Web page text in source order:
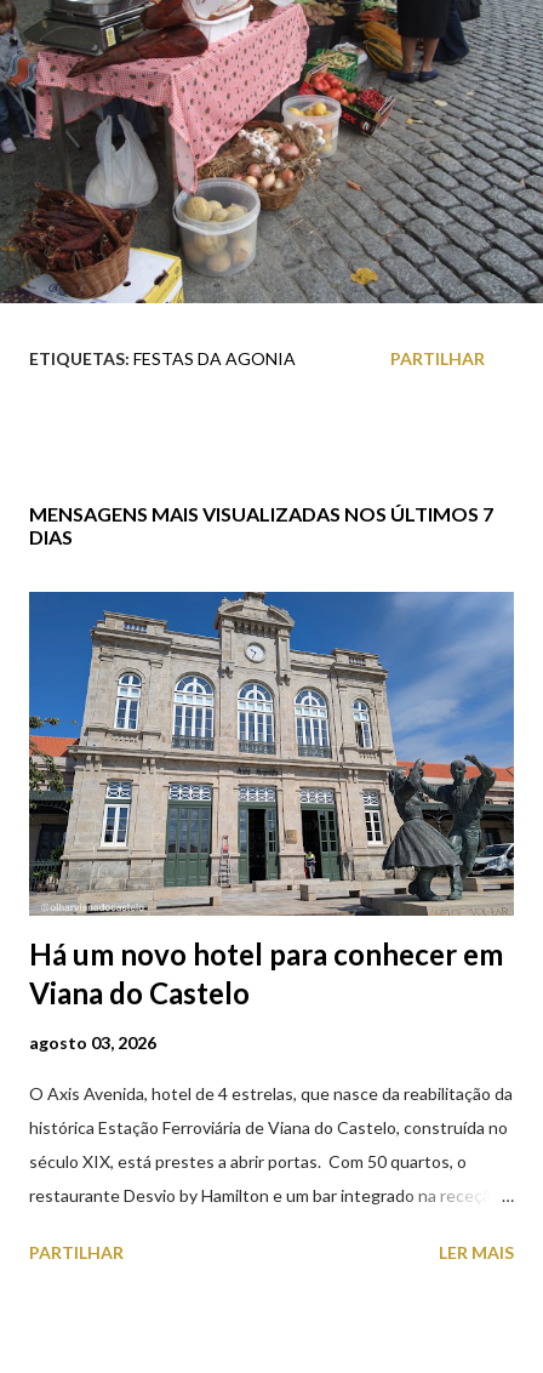
ETIQUETAS: FESTAS DA AGONIA PARTILHAR
MENSAGENS MAIS VISUALIZADAS NOS ÚLTIMOS 7
DIAS
Há um novo hotel para conhecer em
Viana do Castelo
agosto 03, 2026
O Axis Avenida, hotel de 4 estrelas, que nasce da reabilitação da
histórica Estação Ferroviária de Viana do Castelo, construída no
século XIX, está prestes a abrir portas. Com 50 quartos, o
restaurante Desvio by Hamilton e um bar integrado na receção,
peças históricas cedidas pela IP Património que homenageiam a
PARTILHAR LER MAIS